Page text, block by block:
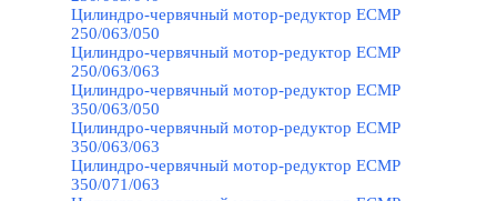
Цилиндро-червячный мотор-редуктор ECMP
250/063/050
Цилиндро-червячный мотор-редуктор ECMP
250/063/063
Цилиндро-червячный мотор-редуктор ECMP
350/063/050
Цилиндро-червячный мотор-редуктор ECMP
350/063/063
Цилиндро-червячный мотор-редуктор ECMP
350/071/063